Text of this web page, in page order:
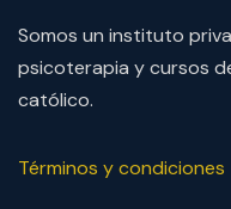
Somos un instituto
psicoterapia y cursos
católico.
Términos y condiciones